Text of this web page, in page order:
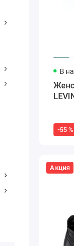
В
-55 %
Акция